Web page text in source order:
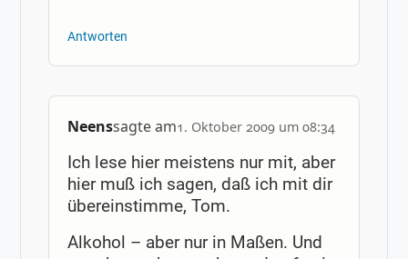
Antworten
Neenssagte am1. Oktober 2009 um 08:34
Ich lese hier meistens nur mit, aber
hier muß ich sagen, daß ich mit dir
übereinstimme, Tom.
Alkohol – aber nur in Maßen. Und